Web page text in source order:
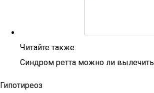
Читайте также:
Синдром ретта можно ли вылечить
Гипотиреоз